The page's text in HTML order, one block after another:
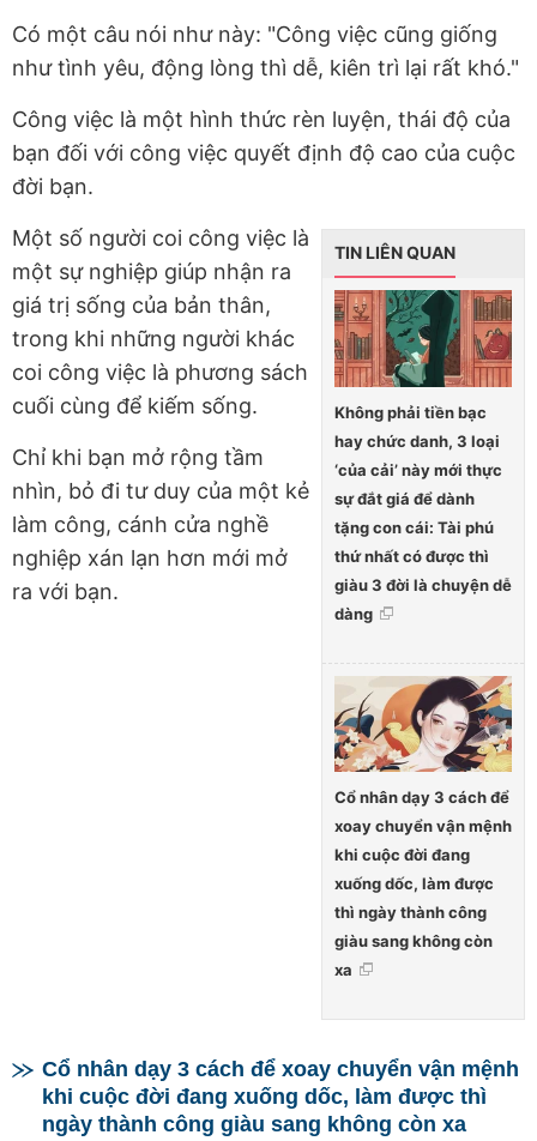
Có một câu nói như này: "Công việc cũng giống
như tình yêu, động lòng thì dễ, kiên trì lại rất khó."
Công việc là một hình thức rèn luyện, thái độ của
bạn đối với công việc quyết định độ cao của cuộc
đời bạn.
TIN LIÊN QUAN
Không phải tiền bạc
hay chức danh, 3 loại
‘của cải’ này mới thực
sự đắt giá để dành
tặng con cái: Tài phú
thứ nhất có được thì
giàu 3 đời là chuyện dễ
dàng
Cổ nhân dạy 3 cách để
xoay chuyển vận mệnh
khi cuộc đời đang
xuống dốc, làm được
thì ngày thành công
giàu sang không còn
xa
Một số người coi công việc là
một sự nghiệp giúp nhận ra
giá trị sống của bản thân,
trong khi những người khác
coi công việc là phương sách
cuối cùng để kiếm sống.
Chỉ khi bạn mở rộng tầm
nhìn, bỏ đi tư duy của một kẻ
làm công, cánh cửa nghề
nghiệp xán lạn hơn mới mở
ra với bạn.
Cổ nhân dạy 3 cách để xoay chuyển vận mệnh
khi cuộc đời đang xuống dốc, làm được thì
ngày thành công giàu sang không còn xa